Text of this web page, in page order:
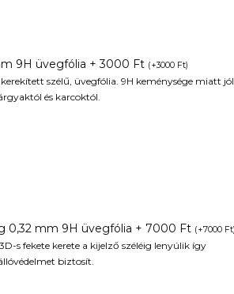
9H üvegfólia + 3000 Ft (+3000 Ft)
szélű, üvegfólia. 9H keménysége miatt jól
és karcoktól.
0,32 mm 9H üvegfólia + 7000 Ft (+7000 Ft
s fekete kerete a kijelző széléig lenyúlik így
biztosít.